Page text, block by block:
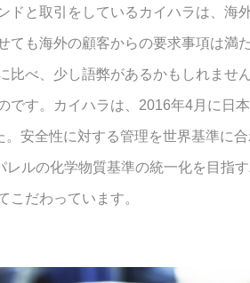
ドと取引をしているカイハラは、
ても海外の顧客からの要求事項は
比べ、少し語弊があるかもしれま
です。カイハラは、2016年4月に日
安全性に対する管理を世界基準に
ルの化学物質基準の統一化を目指
こだわっています。